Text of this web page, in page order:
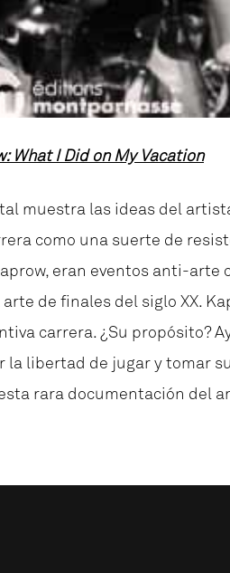
What I Did on My Vacation
muestra las ideas del
como una suerte de
eran eventos anti-
de finales del siglo XX.
carrera. ¿Su propósito?
la libertad de jugar y tomar
rara documentación del